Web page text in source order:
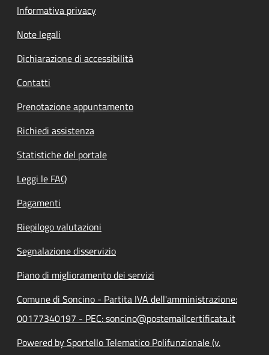
Informativa privacy
Note legali
Dichiarazione di accessibilità
Contatti
Prenotazione appuntamento
Richiedi assistenza
Statistiche del portale
Leggi le FAQ
Pagamenti
Riepilogo valutazioni
Segnalazione disservizio
Piano di miglioramento dei servizi
Comune di Soncino - Partita IVA dell'amministrazione:
00177340197 - PEC: soncino@postemailcertificata.it
Powered by Sportello Telematico Polifunzionale (v.